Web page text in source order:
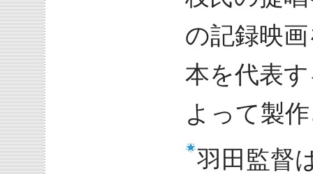
の記録映
本を代表
よって製
羽田監督